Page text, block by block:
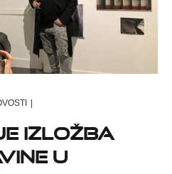
|
izložba
u